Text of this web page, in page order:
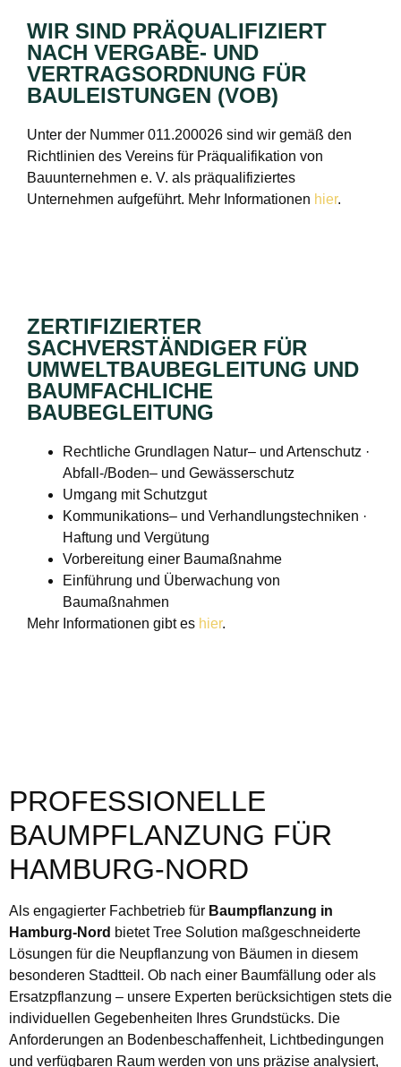
WIR SIND PRÄQUALIFIZIERT
NACH VERGABE- UND
VERTRAGSORDNUNG FÜR
BAULEISTUNGEN (VOB)
Unter der Nummer 011.200026 sind wir gemäß den
Richtlinien des Vereins für Präqualifikation von
Bauunternehmen e. V. als präqualifiziertes
Unternehmen aufgeführt. Mehr Informationen hier.
ZERTIFIZIERTER
SACHVERSTÄNDIGER FÜR
UMWELTBAUBEGLEITUNG UND
BAUMFACHLICHE
BAUBEGLEITUNG
Rechtliche Grundlagen Natur– und Artenschutz ·
Abfall-/Boden– und Gewässerschutz
Umgang mit Schutzgut
Kommunikations– und Verhandlungstechniken ·
Haftung und Vergütung
Vorbereitung einer Baumaßnahme
Einführung und Überwachung von
Baumaßnahmen
Mehr Informationen gibt es hier.
PROFESSIONELLE
BAUMPFLANZUNG FÜR
HAMBURG-NORD
Als engagierter Fachbetrieb für Baumpflanzung in
Hamburg-Nord bietet Tree Solution maßgeschneiderte
Lösungen für die Neupflanzung von Bäumen in diesem
besonderen Stadtteil. Ob nach einer Baumfällung oder als
Ersatzpflanzung – unsere Experten berücksichtigen stets die
individuellen Gegebenheiten Ihres Grundstücks. Die
Anforderungen an Bodenbeschaffenheit, Lichtbedingungen
und verfügbaren Raum werden von uns präzise analysiert,